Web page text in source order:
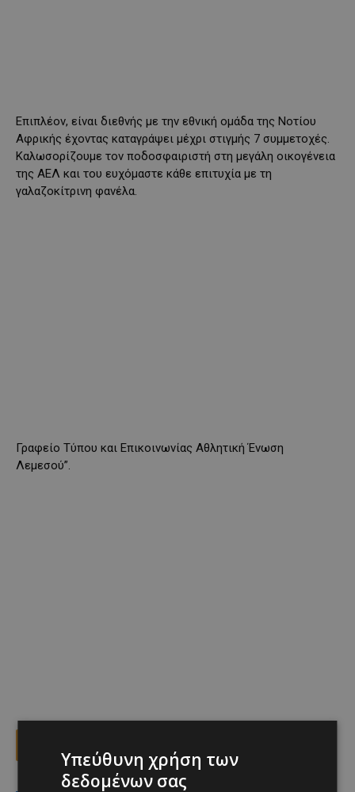
Επιπλέον, είναι διεθνής με την εθνική ομάδα της Νοτίου
Αφρικής έχοντας καταγράψει μέχρι στιγμής 7 συμμετοχές.
Καλωσορίζουμε τον ποδοσφαιριστή στη μεγάλη οικογένεια
της ΑΕΛ και του ευχόμαστε κάθε επιτυχία με τη
γαλαζοκίτρινη φανέλα.
Γραφείο Τύπου και Επικοινωνίας Αθλητική Ένωση
Λεμεσού”.
Υπεύθυνη χρήση των
δεδομένων σας